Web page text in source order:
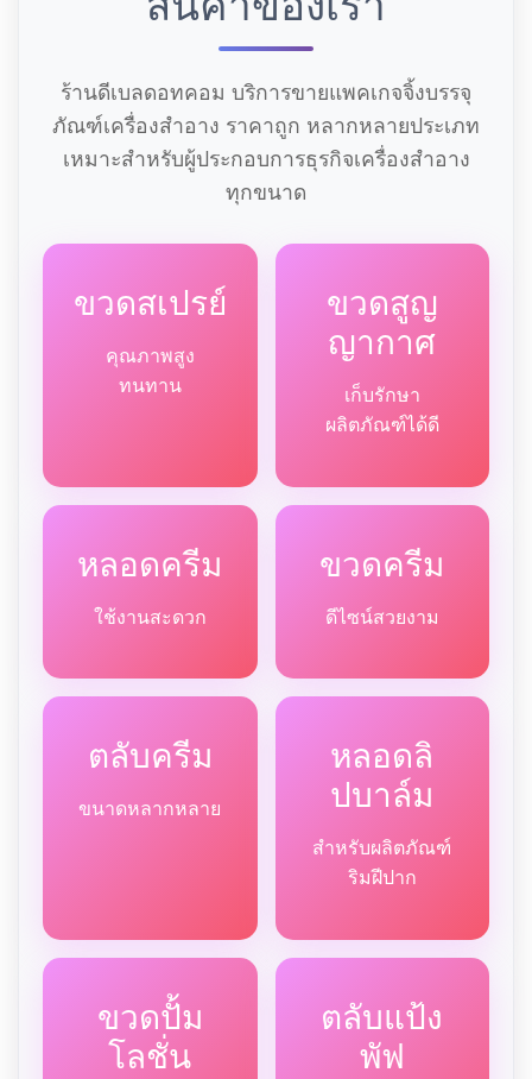
ร้านดีเบลดอทคอม บริการขายแพคเกจจิ้งบรรจุ
ภัณฑ์เครื่องสำอาง ราคาถูก หลากหลายประเภท
เหมาะสำหรับผู้ประกอบการธุรกิจเครื่องสำอาง
ทุกขนาด
ขวดสเปรย์
คุณภาพสูง
ทนทาน
ขวดสูญ
ญากาศ
เก็บรักษา
ผลิตภัณฑ์ได้ดี
หลอดครีม
ใช้งานสะดวก
ขวดครีม
ดีไซน์สวยงาม
ตลับครีม
ขนาดหลากหลาย
หลอดลิ
ปบาล์ม
สำหรับผลิตภัณฑ์
ริมฝีปาก
ขวดปั้ม
โลชั่น
ตลับแป้ง
พัฟ